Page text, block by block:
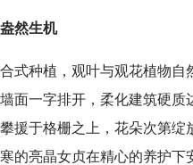
然生机
式种植，观叶与观花植物自
面一字排开，柔化建筑硬质
援于格栅之上，花朵次第绽
的亮晶女贞在精心的养护下